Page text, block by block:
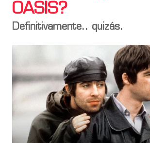
OASIS?
Definitivamente.. quizás.